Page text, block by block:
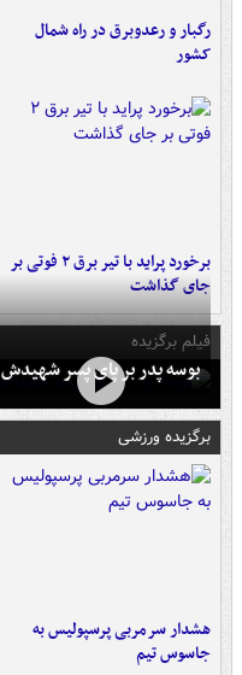
رگبار و رعدوبرق در راه شمال
کشور
برخورد پراید با تیر برق ۲ فوتی بر
جای گذاشت
فیلم برگزیده
بوسه‌ پدر بر پای پسر شهیدش
برگزیده ورزشی
هشدار سرمربی پرسپولیس به
جاسوس تیم